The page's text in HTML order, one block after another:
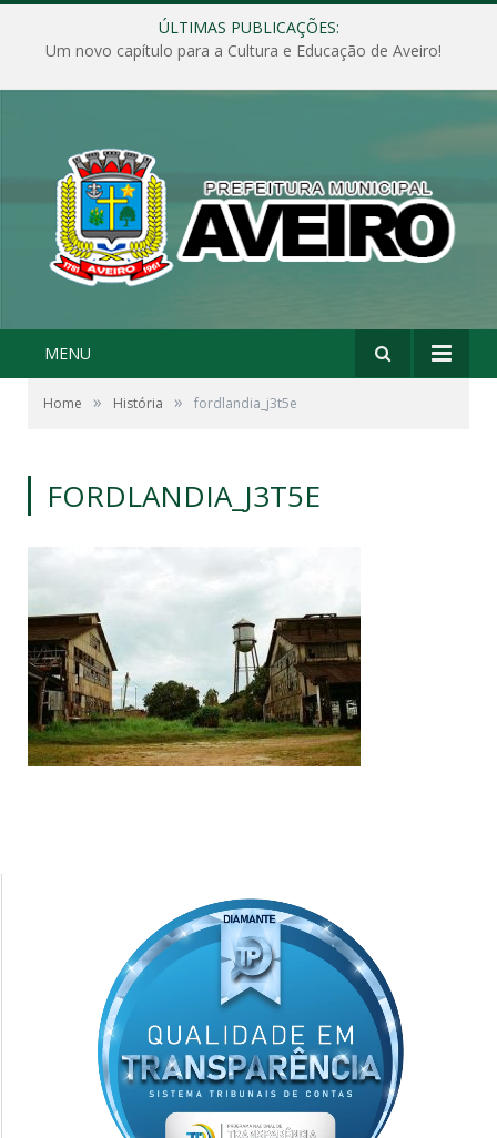
ÚLTIMAS PUBLICAÇÕES:
Um novo capítulo para a Cultura e Educação de Aveiro!
MENU
Home » História » fordlandia_j3t5e
FORDLANDIA_J3T5E